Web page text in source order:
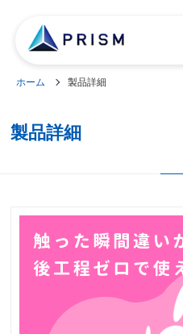
ホーム 製品詳細
製品詳細